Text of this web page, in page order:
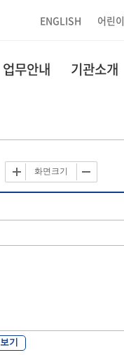
ENGLISH 어린이
업무안내 기관소개
화면크기
기